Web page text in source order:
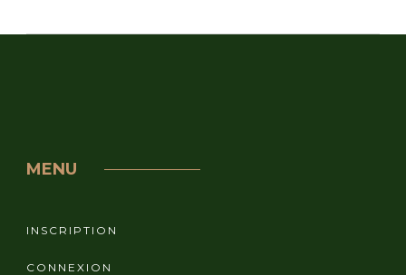
MENU
INSCRIPTION
CONNEXION